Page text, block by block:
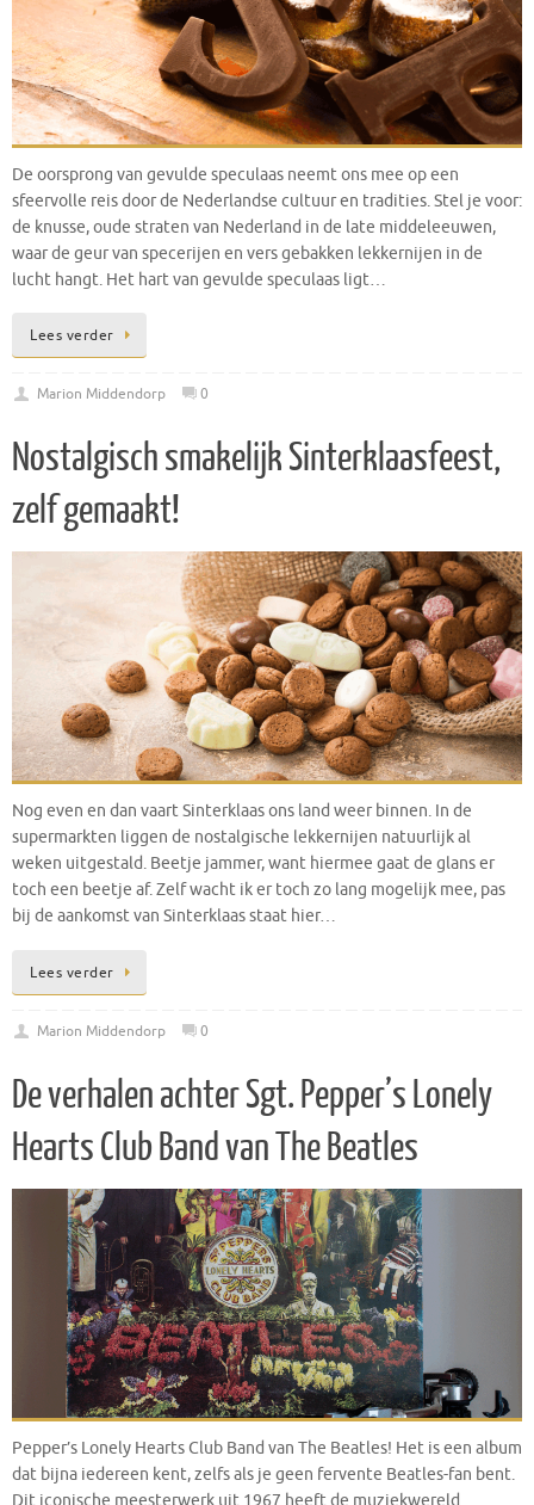
De oorsprong van gevulde speculaas neemt ons mee op een
sfeervolle reis door de Nederlandse cultuur en tradities. Stel je voor:
de knusse, oude straten van Nederland in de late middeleeuwen,
waar de geur van specerijen en vers gebakken lekkernijen in de
lucht hangt. Het hart van gevulde speculaas ligt…
Lees verder
Marion Middendorp 0
Nostalgisch smakelijk Sinterklaasfeest,
zelf gemaakt!
Nog even en dan vaart Sinterklaas ons land weer binnen. In de
supermarkten liggen de nostalgische lekkernijen natuurlijk al
weken uitgestald. Beetje jammer, want hiermee gaat de glans er
toch een beetje af. Zelf wacht ik er toch zo lang mogelijk mee, pas
bij de aankomst van Sinterklaas staat hier…
Lees verder
Marion Middendorp 0
De verhalen achter Sgt. Pepper’s Lonely
Hearts Club Band van The Beatles
Pepper’s Lonely Hearts Club Band van The Beatles! Het is een album
dat bijna iedereen kent, zelfs als je geen fervente Beatles-fan bent.
Dit iconische meesterwerk uit 1967 heeft de muziekwereld